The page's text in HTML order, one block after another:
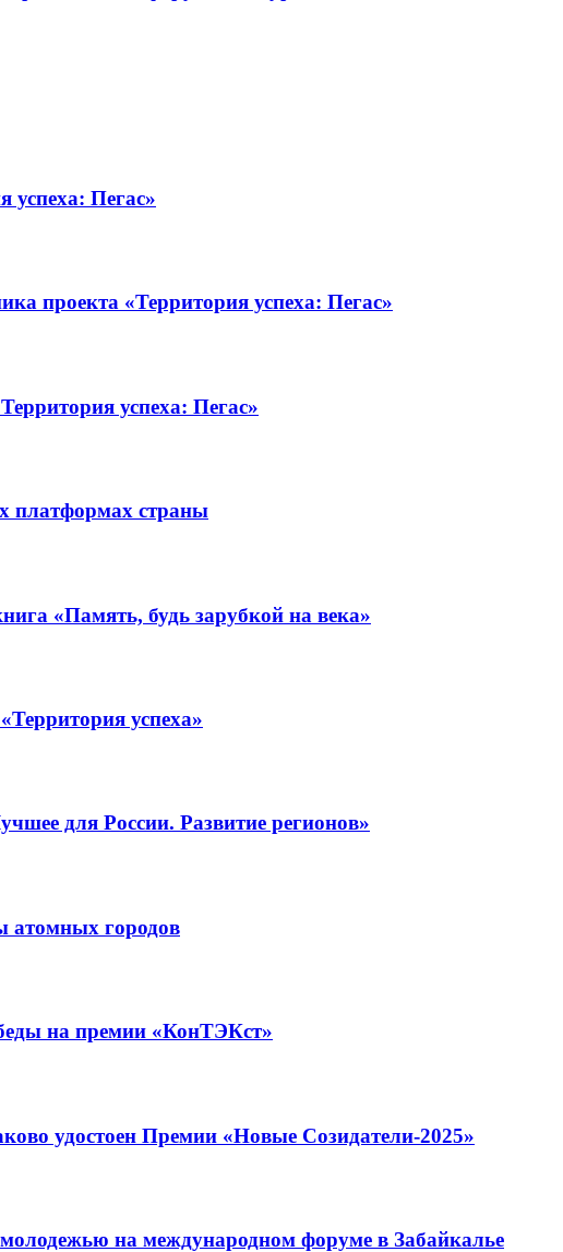
успеха: Пегас»
проекта «Территория успеха: Пегас»
успеха: Пегас»
платформах страны
«Память, будь зарубкой на века»
успеха»
для России. Развитие регионов»
атомных городов
на премии «КонТЭКст»
удостоен Премии «Новые Созидатели-2025»
на международном форуме в Забайкалье